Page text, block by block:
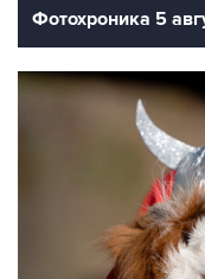
Фотохроника 5